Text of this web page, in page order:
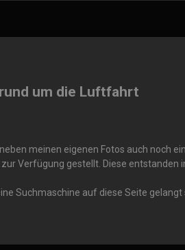
um die Luftfahrt
meinen eigenen Fotos auch noch
Verfügung gestellt. Diese
Suchmaschine auf diese Seite